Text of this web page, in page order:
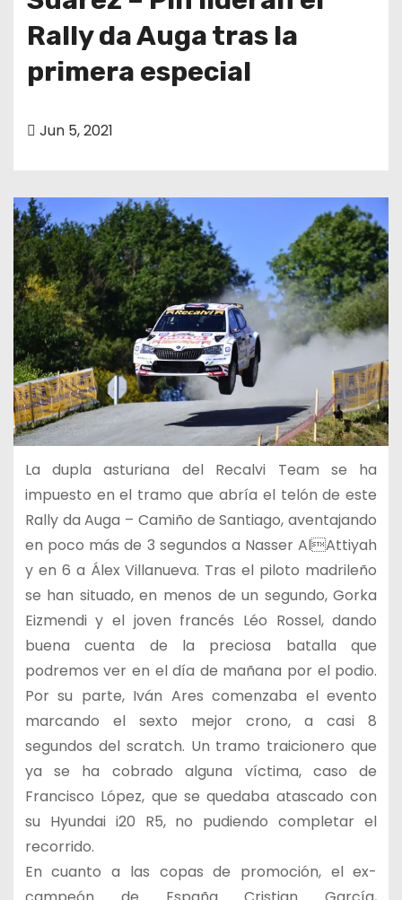
Rally da Auga tras la
primera especial
Jun 5, 2021
La dupla asturiana del Recalvi Team se ha
impuesto en el tramo que abría el telón de este
Rally da Auga – Camiño de Santiago, aventajando
en poco más de 3 segundos a Nasser AlAttiyah
y en 6 a Álex Villanueva. Tras el piloto madrileño
se han situado, en menos de un segundo, Gorka
Eizmendi y el joven francés Léo Rossel, dando
buena cuenta de la preciosa batalla que
podremos ver en el día de mañana por el podio.
Por su parte, Iván Ares comenzaba el evento
marcando el sexto mejor crono, a casi 8
segundos del scratch. Un tramo traicionero que
ya se ha cobrado alguna víctima, caso de
Francisco López, que se quedaba atascado con
su Hyundai i20 R5, no pudiendo completar el
recorrido.
En cuanto a las copas de promoción, el ex-